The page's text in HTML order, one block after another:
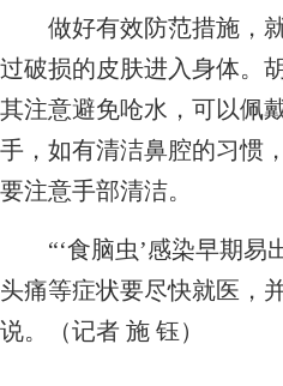
做好有效防范措施，就
过破损的皮肤进入身体。
其注意避免呛水，可以佩
手，如有清洁鼻腔的习惯
要注意手部清洁。
“‘食脑虫’感染早期易
头痛等症状要尽快就医，
说。（记者 施 钰）